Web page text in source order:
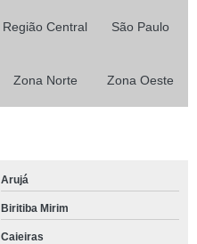
Região Central São Paulo
Zona Norte Zona Oeste
Arujá
Biritiba Mirim
Caieiras